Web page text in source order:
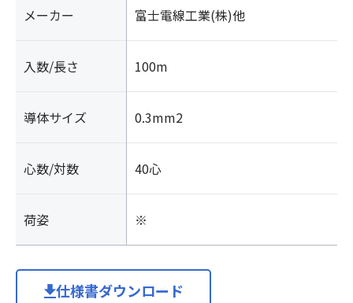
メーカー 富士電線工業(株)他
入数/長さ 100m
導体サイズ 0.3mm2
心数/対数 40心
荷姿 ※
仕様書ダウンロード